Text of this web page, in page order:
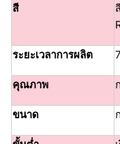
สี
ระยะเวลาการผลิต
คุณภาพ
ขนาด